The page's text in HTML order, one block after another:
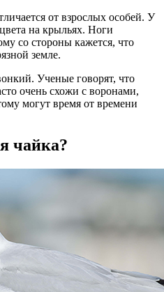
от взрослых особей. У
на крыльях. Ноги
со стороны кажется, что
земле.
Ученые говорят, что
очень схожи с воронами,
могут время от времени
чайка?